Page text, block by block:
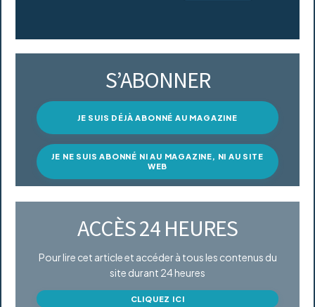
S’ABONNER
JE SUIS DÉJÀ ABONNÉ AU MAGAZINE
JE NE SUIS ABONNÉ NI AU MAGAZINE, NI AU SITE
WEB
ACCÈS 24 HEURES
Pour lire cet article et accéder à tous les contenus du
site durant 24 heures
CLIQUEZ ICI